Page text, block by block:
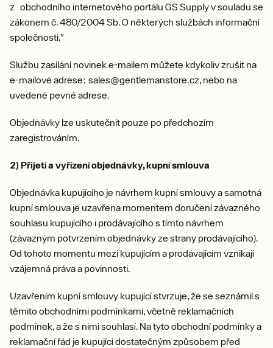
z obchodního internetového portálu GS Supply v souladu se
zákonem č. 480/2004 Sb. O některých službách informační
společnosti."
Službu zasílání novinek e-mailem můžete kdykoliv zrušit na
e-mailové adrese: sales@gentlemanstore.cz, nebo na
uvedené pevné adrese.
Objednávky lze uskutečnit pouze po předchozím
zaregistrováním.
2) Přijetí a vyřízení objednávky, kupní smlouva
Objednávka kupujícího je návrhem kupní smlouvy a samotná
kupní smlouva je uzavřena momentem doručení závazného
souhlasu kupujícího i prodávajícího s tímto návrhem
(závazným potvrzením objednávky ze strany prodávajícího).
Od tohoto momentu mezi kupujícím a prodávajícím vznikají
vzájemná práva a povinnosti.
Uzavřením kupní smlouvy kupující stvrzuje, že se seznámil s
těmito obchodními podmínkami, včetně reklamačních
podmínek, a že s nimi souhlasí. Na tyto obchodní podmínky a
reklamační řád je kupující dostatečným způsobem před